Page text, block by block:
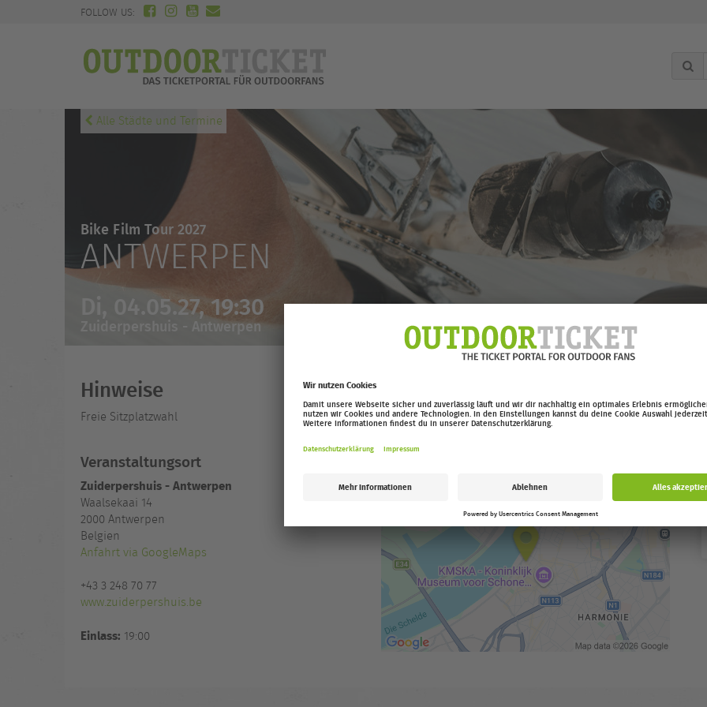
FOLLOW US:
Alle Städte und Termine
Bike Film Tour 2027
ANTWERPEN
Di, 04.05.27, 19:30
Zuiderpershuis - Antwerpen
Hinweise
Freie Sitzplatzwahl
Veranstaltungsort
Zuiderpershuis - Antwerpen
Waalsekaai 14
2000 Antwerpen
Belgien
Anfahrt via GoogleMaps
+43 3 248 70 77
www.zuiderpershuis.be
Einlass: 19:00